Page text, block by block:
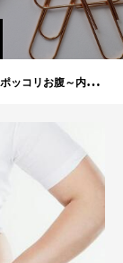
リお腹～内臓脂肪～